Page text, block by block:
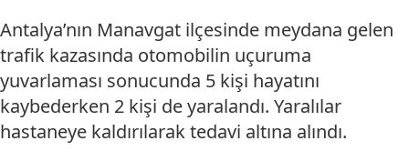
Antalya’nın Manavgat ilçesinde meydana gelen
trafik kazasında otomobilin uçuruma
yuvarlaması sonucunda 5 kişi hayatını
kaybederken 2 kişi de yaralandı. Yaralılar
hastaneye kaldırılarak tedavi altına alındı.